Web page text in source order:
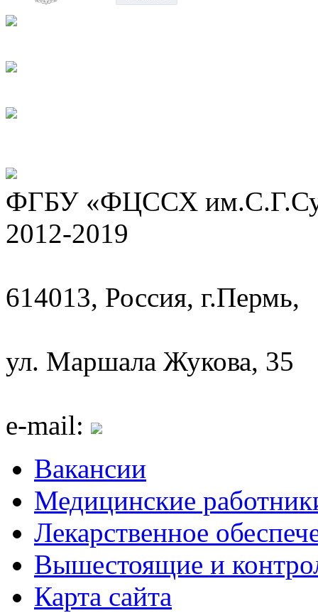
ФГБУ «ФЦССХ
2012-2019
614013, Россия, г.Пермь,
ул. Маршала Жукова, 35
e-mail:
Вакансии
Медицинские
Лекарственное
Вышестоящие и
Карта сайта